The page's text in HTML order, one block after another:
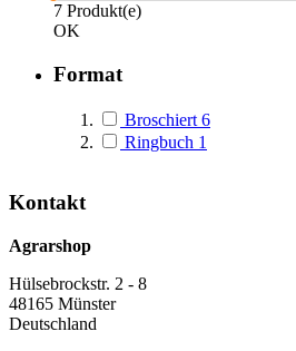
7 Produkt(e)
OK
Format
Broschiert 6
Ringbuch 1
Kontakt
Agrarshop
Hülsebrockstr. 2 - 8
48165 Münster
Deutschland